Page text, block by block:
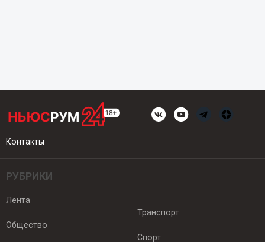
Контакты
РУБРИКИ
Лента
Общество
Транспорт
Спорт